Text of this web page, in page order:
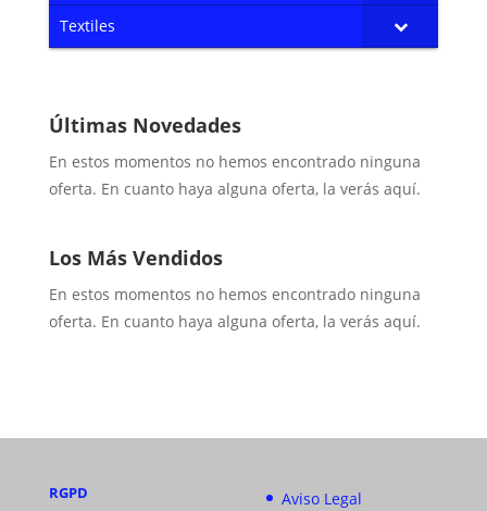
Textiles
Últimas Novedades
En estos momentos no hemos encontrado ninguna
oferta. En cuanto haya alguna oferta, la verás aquí.
Los Más Vendidos
En estos momentos no hemos encontrado ninguna
oferta. En cuanto haya alguna oferta, la verás aquí.
RGPD
Aviso Legal